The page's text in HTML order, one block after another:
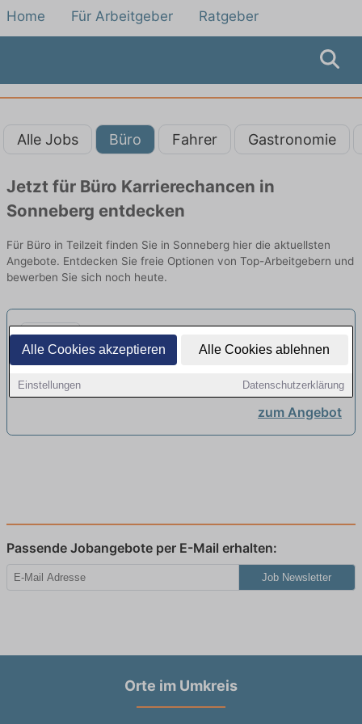
Alle Cookies akzeptieren Alle Cookies ablehnen
Einstellungen Datenschutzerklärung
Home Für Arbeitgeber Ratgeber
Alle Jobs Büro Fahrer Gastronomie
Jetzt für Büro Karrierechancen in
Sonneberg entdecken
Für Büro in Teilzeit finden Sie in Sonneberg hier die aktuellsten
Angebote. Entdecken Sie freie Optionen von Top-Arbeitgebern und
bewerben Sie sich noch heute.
Sachbearbeiter Entgeltabrechnung
(m/w/d) Vollzeit/Teilzeit neu
Raps GmbH & Co. KG | Kulmbach
zum Angebot
Passende Jobangebote per E-Mail erhalten:
Job Newsletter
Orte im Umkreis